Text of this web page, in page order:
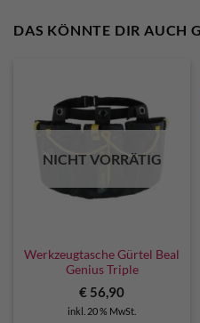
DAS KÖNNTE DIR AUCH
NICHT VORRÄTIG
Werkzeugtasche Gürtel Beal
Genius Triple
€ 56,90
inkl. 20 % MwSt.